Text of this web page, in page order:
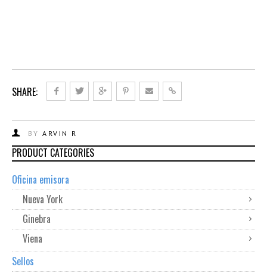
SHARE:
BY ARVIN R
PRODUCT CATEGORIES
Oficina emisora
Nueva York
Ginebra
Viena
Sellos